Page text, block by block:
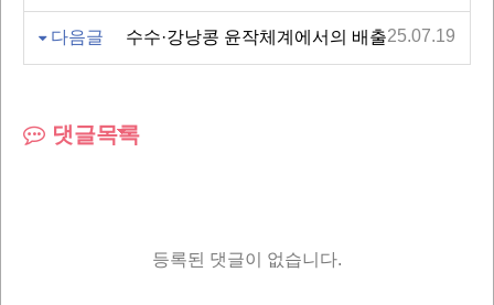
다음글 수수·강낭콩 윤작체계에서의 배출25.07.19
댓글목록
등록된 댓글이 없습니다.